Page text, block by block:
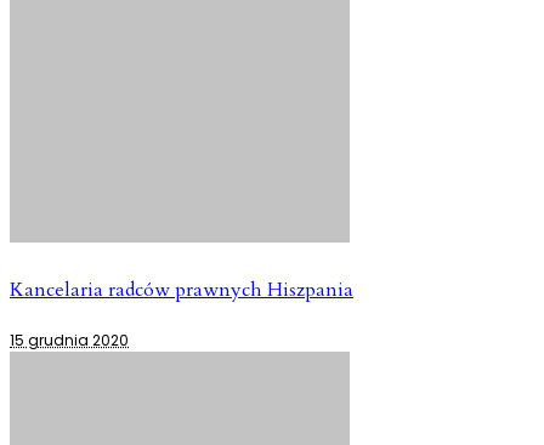
Kancelaria radców prawnych Hiszpania
15 grudnia 2020